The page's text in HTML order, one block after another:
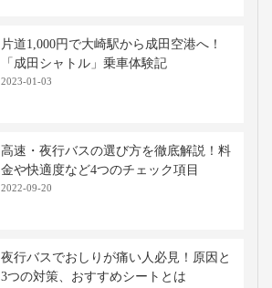
片道1,000円で大崎駅から成田空港へ！
「成田シャトル」乗車体験記
2023-01-03
高速・夜行バスの選び方を徹底解説！料
金や快適度など4つのチェック項目
2022-09-20
夜行バスでおしりが痛い人必見！原因と
3つの対策、おすすめシートとは